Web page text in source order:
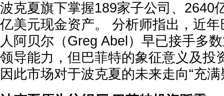
波克夏旗下掌握189家子公司、2640
亿美元现金资产。 分析师指出，近
人阿贝尔（Greg Abel）早已接手多
领导能力，但巴菲特的象征意义及投
因此市场对于波克夏的未来走向“充满